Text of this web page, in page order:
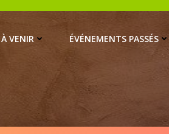
À VENIR ÉVÉNEMENTS PASSÉS